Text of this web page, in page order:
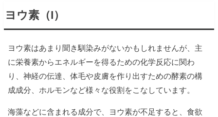
ヨウ素（I）
ヨウ素はあまり聞き馴染みがないかもしれませんが、主
に栄養素からエネルギーを得るための化学反応に関わ
り、神経の伝達、体毛や皮膚を作り出すための酵素の構
成成分、ホルモンなど様々な役割をこなしています。
海藻などに含まれる成分で、ヨウ素が不足すると、食欲